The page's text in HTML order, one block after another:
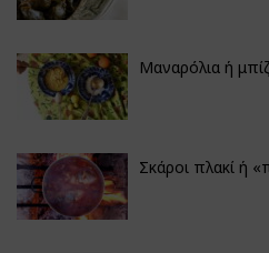
Μαναρόλια ή
Σκάροι πλακί ή